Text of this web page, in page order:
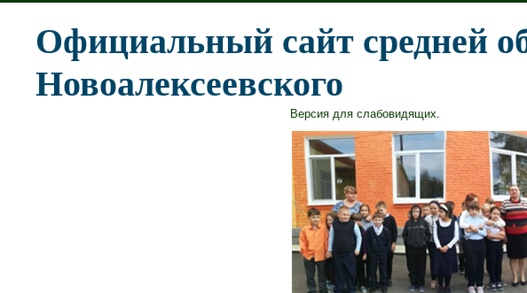
Официальный сайт средней
Новоалексеевского
Версия для слабовидящих.